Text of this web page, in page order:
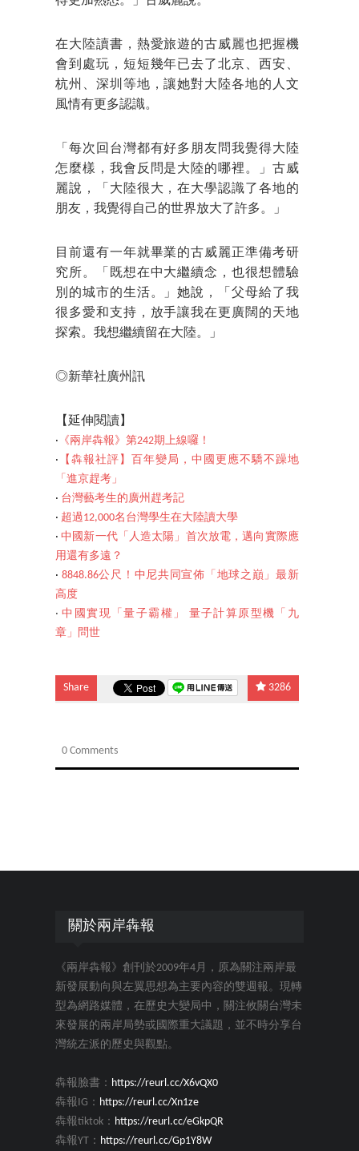
在大陸讀書，熱愛旅遊的古威麗也把握機
會到處玩，短短幾年已去了北京、西安、
杭州、深圳等地，讓她對大陸各地的人文
風情有更多認識。
「每次回台灣都有好多朋友問我覺得大陸
怎麼樣，我會反問是大陸的哪裡。」古威
麗說，「大陸很大，在大學認識了各地的
朋友，我覺得自己的世界放大了許多。」
目前還有一年就畢業的古威麗正準備考研
究所。「既想在中大繼續念，也很想體驗
別的城市的生活。」她說，「父母給了我
很多愛和支持，放手讓我在更廣闊的天地
探索。我想繼續留在大陸。」
◎新華社廣州訊
【延伸閱讀】
‧ 《兩岸犇報》第242期上線囉！
‧ 【犇報社評】百年變局，中國更應不驕不躁地
「進京趕考」
‧ 台灣藝考生的廣州趕考記
‧ 超過12,000名台灣學生在大陸讀大學
‧中國新一代「人造太陽」首次放電，邁向實際應
用還有多遠？
‧ 8848.86公尺！中尼共同宣佈「地球之巔」最新
高度
‧中國實現「量子霸權」 量子計算原型機「九
章」問世
Share 3286
0 Comments
關於兩岸犇報
《兩岸犇報》創刊於2009年4月，原為關注兩岸最
新發展動向與左翼思想為主要內容的雙週報。現轉
型為網路媒體，在歷史大變局中，關注攸關台灣未
來發展的兩岸局勢或國際重大議題，並不時分享台
灣統左派的歷史與觀點。
犇報臉書： https://reurl.cc/X6vQX0
犇報IG： https://reurl.cc/Xn1ze
犇報tiktok： https://reurl.cc/eGkpQR
犇報YT： https://reurl.cc/Gp1Y8W